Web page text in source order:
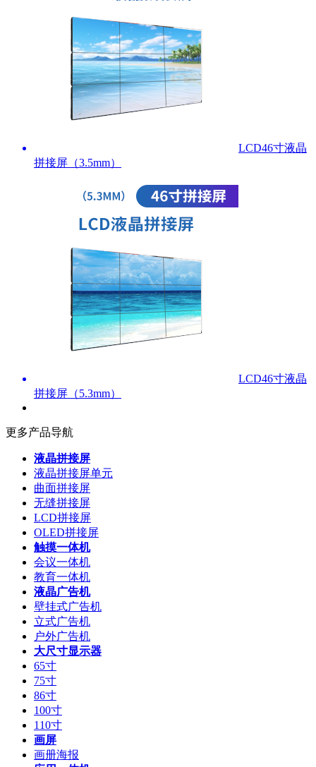
LCD46寸液晶
拼接屏（3.5mm）
LCD46寸液晶
拼接屏（5.3mm）
更多产品导航
液晶拼接屏
液晶拼接屏单元
曲面拼接屏
无缝拼接屏
LCD拼接屏
OLED拼接屏
触摸一体机
会议一体机
教育一体机
液晶广告机
壁挂式广告机
立式广告机
户外广告机
大尺寸显示器
65寸
75寸
86寸
100寸
110寸
画屏
画册海报